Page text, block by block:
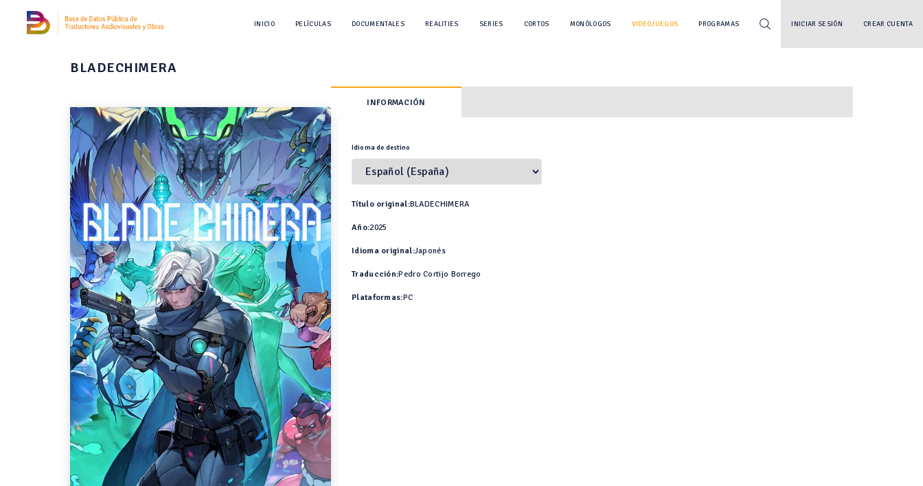
INICIO PELÍCULAS DOCUMENTALES REALITIES SERIES CORTOS MONÓLOGOS VIDEOJUEGOS PROGRAMAS INICIAR SESIÓN CREAR CUENTA
BLADECHIMERA
INFORMACIÓN
Idioma de destino
Título original:BLADECHIMERA
Año:2025
Idioma original:Japonés
Traducción:Pedro Cortijo Borrego
Plataformas:PC